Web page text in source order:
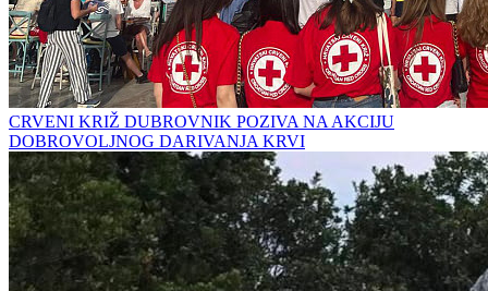
CRVENI KRIŽ DUBROVNIK POZIVA NA AKCIJU
DOBROVOLJNOG DARIVANJA KRVI